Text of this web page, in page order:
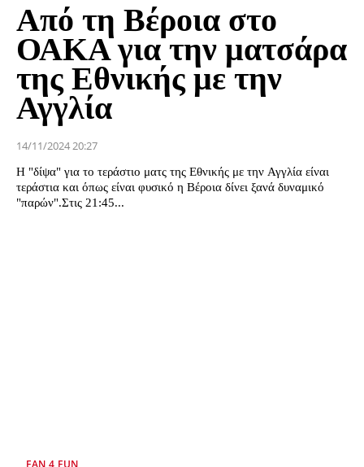
Από τη Βέροια στο
ΟΑΚΑ για την ματσάρα
της Εθνικής με την
Αγγλία
14/11/2024 20:27
Η "δίψα" για το τεράστιο ματς της Εθνικής με την Αγγλία είναι
τεράστια και όπως είναι φυσικό η Βέροια δίνει ξανά δυναμικό
"παρών".Στις 21:45...